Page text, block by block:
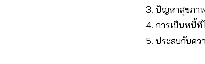
ปัญหาสุขภา
การเป็นหนี้ที่
ประสบกับคว